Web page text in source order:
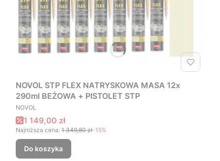
NOVOL STP FLEX NATRYSKOWA MASA 12x
290ml BEŻOWA + PISTOLET STP
PRODUCENT
NOVOL
Cena promocyjna
1 149,00 zł
Najniższa cena: 1 349,80 zł-15%
Do koszyka